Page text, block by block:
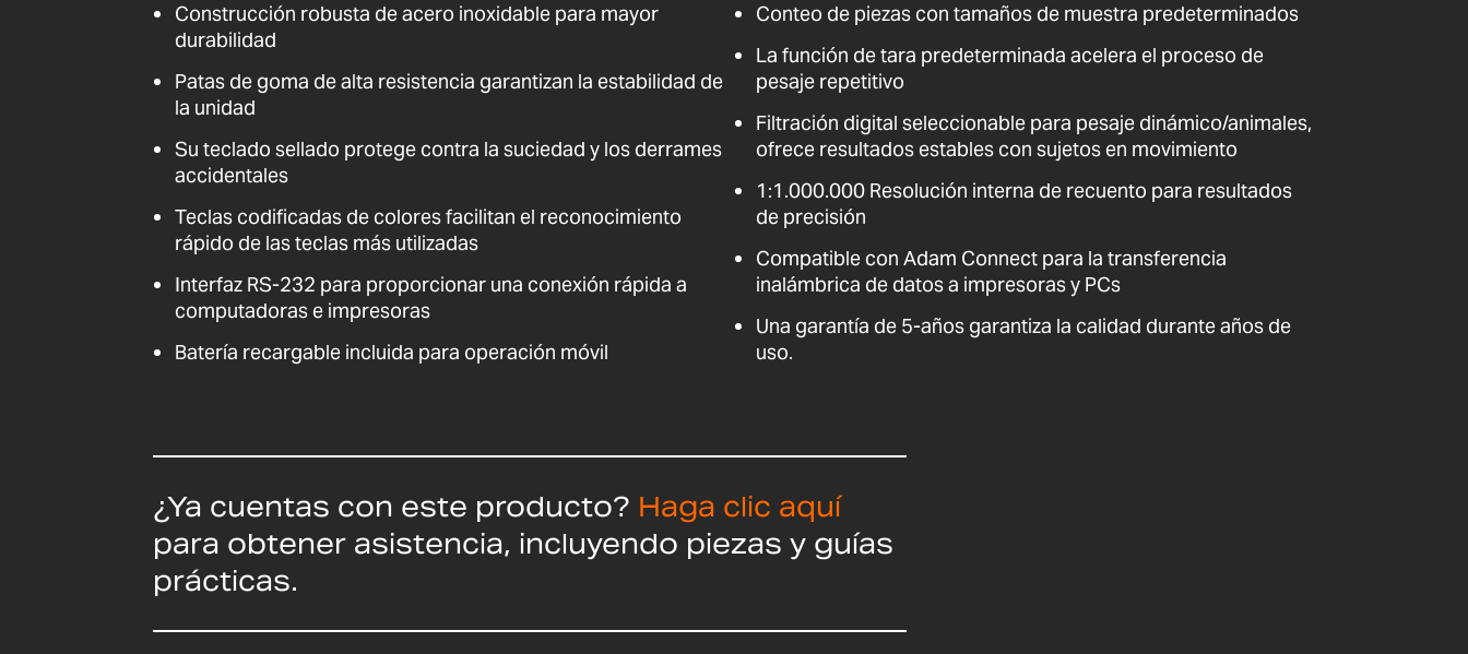
Construcción robusta de acero inoxidable para mayor
durabilidad
Patas de goma de alta resistencia garantizan la estabilidad de
la unidad
Su teclado sellado protege contra la suciedad y los derrames
accidentales
Teclas codificadas de colores facilitan el reconocimiento
rápido de las teclas más utilizadas
Interfaz RS-232 para proporcionar una conexión rápida a
computadoras e impresoras
Batería recargable incluida para operación móvil
Conteo de piezas con tamaños de muestra predeterminados
La función de tara predeterminada acelera el proceso de
pesaje repetitivo
Filtración digital seleccionable para pesaje dinámico/animales,
ofrece resultados estables con sujetos en movimiento
1:1.000.000 Resolución interna de recuento para resultados
de precisión
Compatible con Adam Connect para la transferencia
inalámbrica de datos a impresoras y PCs
Una garantía de 5-años garantiza la calidad durante años de
uso.
¿Ya cuentas con este producto? Haga clic aquí
para obtener asistencia, incluyendo piezas y guías
prácticas.